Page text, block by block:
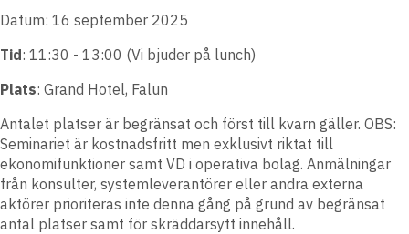
Datum: 16 september 2025
Tid: 11:30 - 13:00 (Vi bjuder på lunch)
Plats: Grand Hotel, Falun
Antalet platser är begränsat och först till kvarn gäller. OBS:
Seminariet är kostnadsfritt men exklusivt riktat till
ekonomifunktioner samt VD i operativa bolag. Anmälningar
från konsulter, systemleverantörer eller andra externa
aktörer prioriteras inte denna gång på grund av begränsat
antal platser samt för skräddarsytt innehåll.